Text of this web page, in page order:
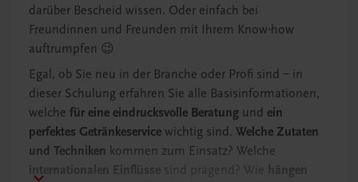
darüber Bescheid wissen. Oder einfach bei
Freundinnen und Freunden mit Ihrem Know-how
auftrumpfen 😉
Egal, ob Sie neu in der Branche oder Profi sind – in
dieser Schulung erfahren Sie alle Basisinformationen,
welche für eine eindrucksvolle Beratung und ein
perfektes Getränkeservice wichtig sind. Welche Zutaten
und Techniken kommen zum Einsatz? Welche
internationalen Einflüsse sind prägend? Wie
hängen